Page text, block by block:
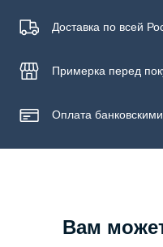
Доставка по всей
Примерка перед
Оплата
Вам